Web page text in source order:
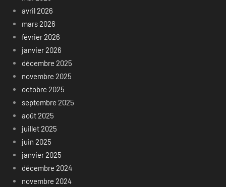
avril 2026
mars 2026
février 2026
janvier 2026
décembre 2025
novembre 2025
octobre 2025
septembre 2025
août 2025
juillet 2025
juin 2025
janvier 2025
décembre 2024
novembre 2024